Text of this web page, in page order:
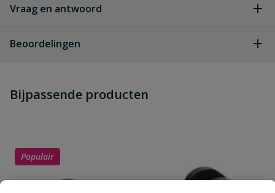
Vraag en antwoord
dit product?
Beoordelingen
Schrijf zelf een beoordeling
Uw waardering:
Bijpassende producten
Populair